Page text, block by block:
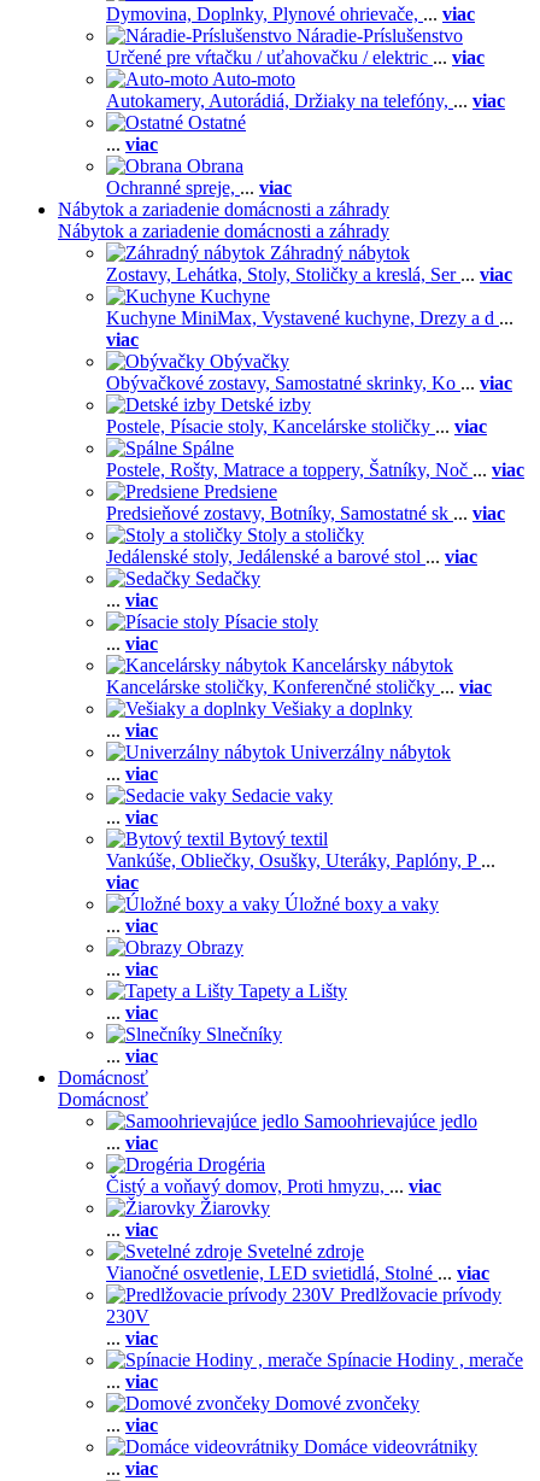
Dymovina, Doplnky, Plynové ohrievače, ... viac
Náradie-Príslušenstvo
Určené pre vŕtačku / uťahovačku / elektric ... viac
Auto-moto
Autokamery, Autorádiá, Držiaky na telefóny, ... viac
Ostatné
... viac
Obrana
Ochranné spreje, ... viac
Nábytok a zariadenie domácnosti a záhrady
Nábytok a zariadenie domácnosti a záhrady
Záhradný nábytok
Zostavy, Lehátka, Stoly, Stoličky a kreslá, Ser ... viac
Kuchyne
Kuchyne MiniMax, Vystavené kuchyne, Drezy a d ...
viac
Obývačky
Obývačkové zostavy, Samostatné skrinky, Ko ... viac
Detské izby
Postele, Písacie stoly, Kancelárske stoličky ... viac
Spálne
Postele, Rošty, Matrace a toppery, Šatníky, Noč ... viac
Predsiene
Predsieňové zostavy, Botníky, Samostatné sk ... viac
Stoly a stoličky
Jedálenské stoly, Jedálenské a barové stol ... viac
Sedačky
... viac
Písacie stoly
... viac
Kancelársky nábytok
Kancelárske stoličky, Konferenčné stoličky ... viac
Vešiaky a doplnky
... viac
Univerzálny nábytok
... viac
Sedacie vaky
... viac
Bytový textil
Vankúše, Obliečky, Osušky, Uteráky, Paplóny, P ...
viac
Úložné boxy a vaky
... viac
Obrazy
... viac
Tapety a Lišty
... viac
Slnečníky
... viac
Domácnosť
Domácnosť
Samoohrievajúce jedlo
... viac
Drogéria
Čistý a voňavý domov, Proti hmyzu, ... viac
Žiarovky
... viac
Svetelné zdroje
Vianočné osvetlenie, LED svietidlá, Stolné ... viac
Predlžovacie prívody
230V
... viac
Spínacie Hodiny , merače
... viac
Domové zvončeky
... viac
Domáce videovrátniky
... viac